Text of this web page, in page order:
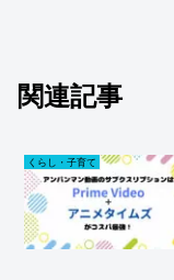
関連記事
くらし・子育て